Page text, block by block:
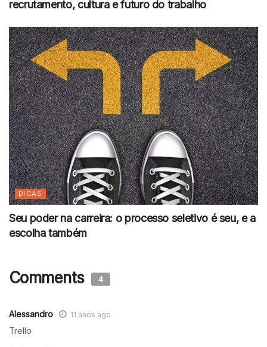
recrutamento, cultura e futuro do trabalho
DICAS
Seu poder na carreira: o processo seletivo é seu, e a
escolha também
Comments 4
Alessandro 11 anos ago
Trello